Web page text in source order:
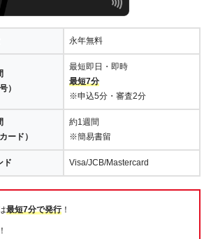
永年無料
）
最短即日・即時
最短7分
※申込5分・審査2分
ード）
約1週間
※簡易書留
ド Visa/JCB/Mastercard
最短7分で発行！
！